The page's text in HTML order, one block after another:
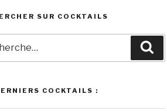
SUR COCKTAILS
COCKTAILS :